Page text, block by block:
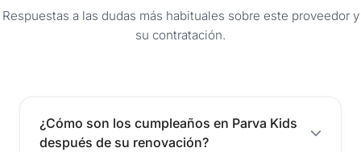
Respuestas a las dudas más habituales sobre este proveedor y
su contratación.
¿Cómo son los cumpleaños en Parva Kids
después de su renovación?